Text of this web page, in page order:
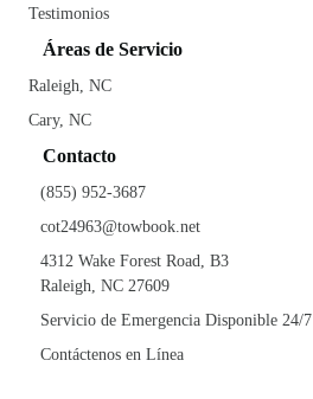
Testimonios
Áreas de Servicio
Raleigh, NC
Cary, NC
Contacto
(855) 952-3687
cot24963@towbook.net
4312 Wake Forest Road, B3
Raleigh, NC 27609
Servicio de Emergencia Disponible 24/7
Contáctenos en Línea